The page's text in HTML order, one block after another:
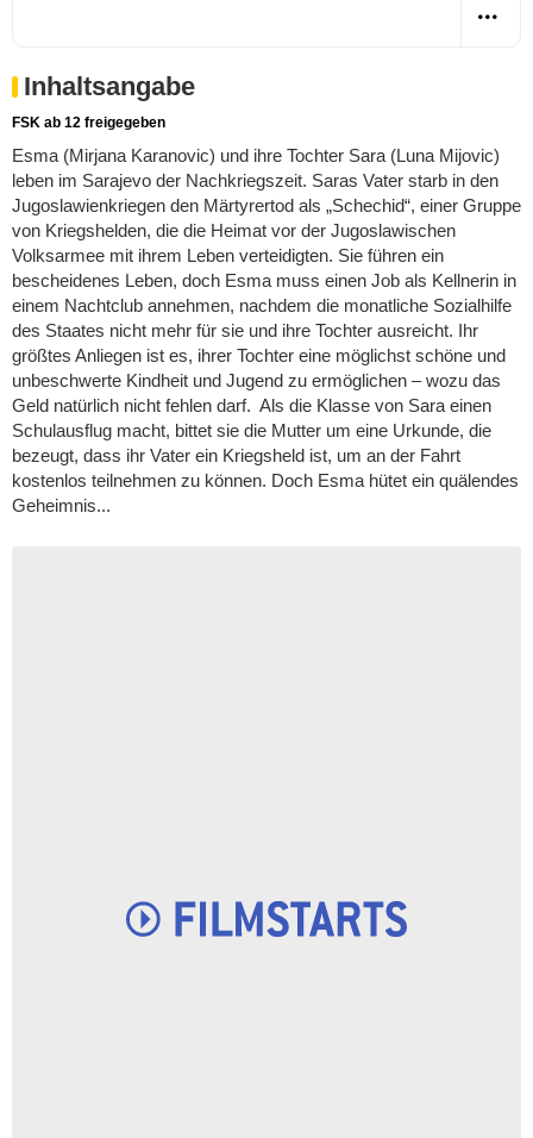
Inhaltsangabe
FSK ab 12 freigegeben
Esma (Mirjana Karanovic) und ihre Tochter Sara (Luna Mijovic)
leben im Sarajevo der Nachkriegszeit. Saras Vater starb in den
Jugoslawienkriegen den Märtyrertod als „Schechid“, einer Gruppe
von Kriegshelden, die die Heimat vor der Jugoslawischen
Volksarmee mit ihrem Leben verteidigten. Sie führen ein
bescheidenes Leben, doch Esma muss einen Job als Kellnerin in
einem Nachtclub annehmen, nachdem die monatliche Sozialhilfe
des Staates nicht mehr für sie und ihre Tochter ausreicht. Ihr
größtes Anliegen ist es, ihrer Tochter eine möglichst schöne und
unbeschwerte Kindheit und Jugend zu ermöglichen – wozu das
Geld natürlich nicht fehlen darf. Als die Klasse von Sara einen
Schulausflug macht, bittet sie die Mutter um eine Urkunde, die
bezeugt, dass ihr Vater ein Kriegsheld ist, um an der Fahrt
kostenlos teilnehmen zu können. Doch Esma hütet ein quälendes
Geheimnis...